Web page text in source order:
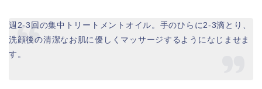
週2-3回の集中トリートメントオイル。手のひらに2-3滴とり、
洗顔後の清潔なお肌に優しくマッサージするようになじませま
す。